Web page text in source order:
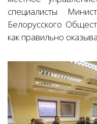
специалисты
Белорусского
как правильно